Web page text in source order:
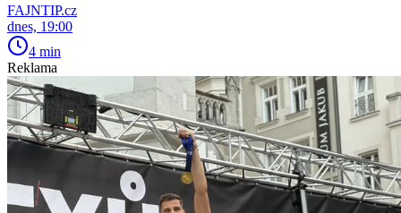
FAJNTIP.cz
dnes, 19:00
4 min
Reklama